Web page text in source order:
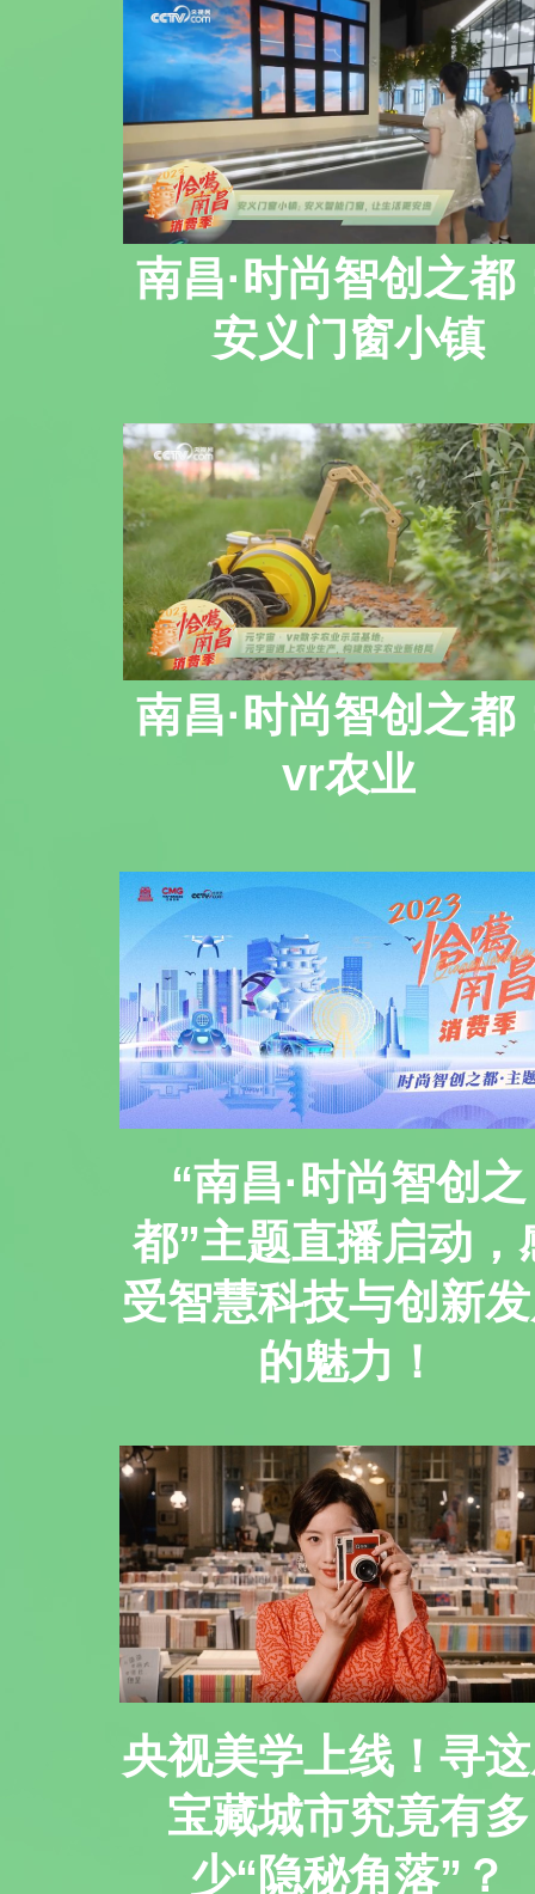
南昌·时尚智创之都
安义门窗小镇
南昌·时尚智创之都
vr农业
“南昌·时尚智创之
都”主题直播启动，
受智慧科技与创新
的魅力！
央视美学上线！寻
宝藏城市究竟有多
少“隐秘角落”？